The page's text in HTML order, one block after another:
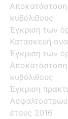
κυβόλιθους
Έγκριση των
Κατασκευή
Έγκριση των
κυβόλιθους
Έγκριση
έτους 2016